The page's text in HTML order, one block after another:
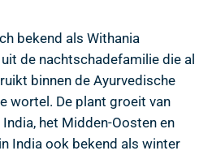
bekend als Withania
de nachtschadefamilie die al
binnen de Ayurvedische
wortel. De plant groeit van
het Midden-Oosten en
India ook bekend als winter